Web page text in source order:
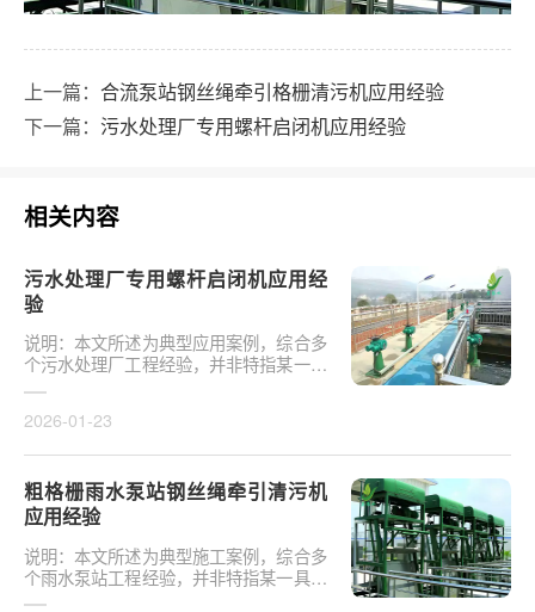
上一篇： 合流泵站钢丝绳牵引格栅清污机应用经验
下一篇： 污水处理厂专用螺杆启闭机应用经验
相关内容
污水处理厂专用螺杆启闭机应用经
验
说明：本文所述为典型应用案例，综合多
个污水处理厂工程经验，并非特指某一具
体项目或真实验收事件。下图为某污水处
2026-01-23
粗格栅雨水泵站钢丝绳牵引清污机
应用经验
说明：本文所述为典型施工案例，综合多
个雨水泵站工程经验，并非特指某一具体
项目或真实验收事件。下图为某雨水泵站